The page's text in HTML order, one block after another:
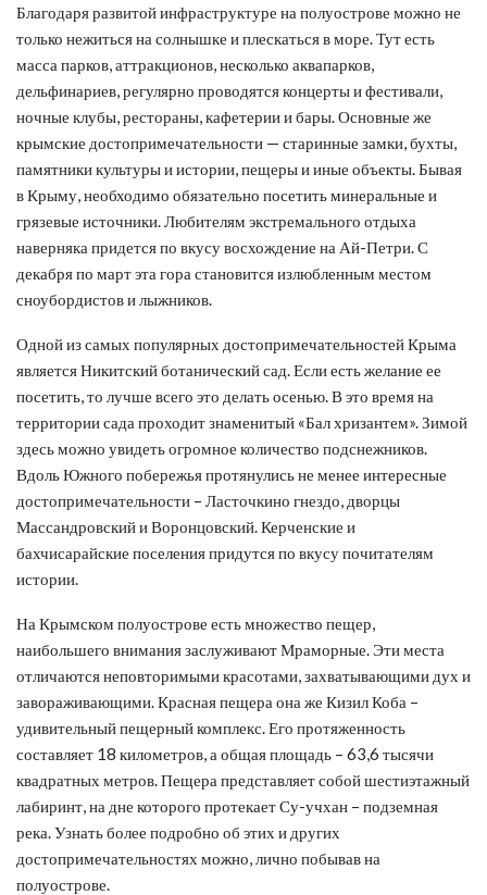
Благодаря развитой инфраструктуре на полуострове можно не
только нежиться на солнышке и плескаться в море. Тут есть
масса парков, аттракционов, несколько аквапарков,
дельфинариев, регулярно проводятся концерты и фестивали,
ночные клубы, рестораны, кафетерии и бары. Основные же
крымские достопримечательности — старинные замки, бухты,
памятники культуры и истории, пещеры и иные объекты. Бывая
в Крыму, необходимо обязательно посетить минеральные и
грязевые источники. Любителям экстремального отдыха
наверняка придется по вкусу восхождение на Ай-Петри. С
декабря по март эта гора становится излюбленным местом
сноубордистов и лыжников.
Одной из самых популярных достопримечательностей Крыма
является Никитский ботанический сад. Если есть желание ее
посетить, то лучше всего это делать осенью. В это время на
территории сада проходит знаменитый «Бал хризантем». Зимой
здесь можно увидеть огромное количество подснежников.
Вдоль Южного побережья протянулись не менее интересные
достопримечательности – Ласточкино гнездо, дворцы
Массандровский и Воронцовский. Керченские и
бахчисарайские поселения придутся по вкусу почитателям
истории.
На Крымском полуострове есть множество пещер,
наибольшего внимания заслуживают Мраморные. Эти места
отличаются неповторимыми красотами, захватывающими дух и
завораживающими. Красная пещера она же Кизил Коба –
удивительный пещерный комплекс. Его протяженность
составляет 18 километров, а общая площадь – 63,6 тысячи
квадратных метров. Пещера представляет собой шестиэтажный
лабиринт, на дне которого протекает Су-учхан – подземная
река. Узнать более подробно об этих и других
достопримечательностях можно, лично побывав на
полуострове.